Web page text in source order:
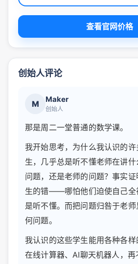
查看官网价格
创始人评论
M Maker
创始人
那是周二一堂普通的数学课。
我开始思考，为什么我认识的
生，几乎总是听不懂老师在讲
问题，还是老师的问题？事实
生的错——哪怕他们迫使自己全
是听不懂。而把问题归咎于老
何问题。
我认识的这些学生能用各种各
在线计算器、AI聊天机器人，再